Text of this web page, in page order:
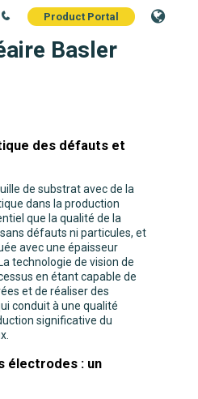
Product Portal
Basler
des défauts et
de substrat avec de la
dans la production
que la qualité de la
défauts ni particules, et
avec une épaisseur
technologie de vision de
en étant capable de
et de réaliser des
conduit à une qualité
significative du
électrodes : un